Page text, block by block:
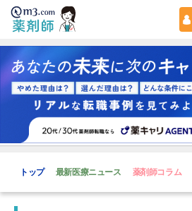
トップ 最新医療ニュース 薬剤師コラム